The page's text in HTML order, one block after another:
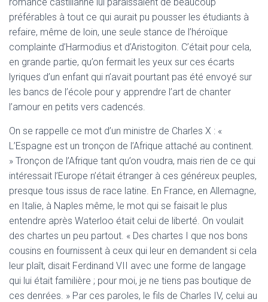
préférables à tout ce qui aurait pu pousser les étudiants à
refaire, même de loin, une seule stance de l’héroïque
complainte d’Harmodius et d’Aristogiton. C’était pour cela,
en grande partie, qu’on fermait les yeux sur ces écarts
lyriques d’un enfant qui n’avait pourtant pas été envoyé sur
les bancs de l’école pour y apprendre l’art de chanter
l’amour en petits vers cadencés.
On se rappelle ce mot d’un ministre de Charles X : «
L’Espagne est un tronçon de l’Afrique attaché au continent.
» Tronçon de l’Afrique tant qu’on voudra, mais rien de ce qui
intéressait l’Europe n’était étranger à ces généreux peuples,
presque tous issus de race latine. En France, en Allemagne,
en Italie, à Naples même, le mot qui se faisait le plus
entendre après Waterloo était celui de liberté. On voulait
des chartes un peu partout. « Des chartes I que nos bons
cousins en fournissent à ceux qui leur en demandent si cela
leur plaît, disait Ferdinand VII avec une forme de langage
qui lui était familière ; pour moi, je ne tiens pas boutique de
ces denrées. » Par ces paroles, le fils de Charles IV, celui au